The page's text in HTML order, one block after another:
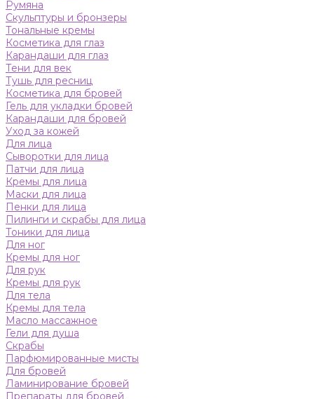
Румяна
Скульптуры и бронзеры
Тональные кремы
Косметика для глаз
Карандаши для глаз
Тени для век
Тушь для ресниц
Косметика для бровей
Гель для укладки бровей
Карандаши для бровей
Уход за кожей
Для лица
Сыворотки для лица
Патчи для лица
Кремы для лица
Маски для лица
Пенки для лица
Пилинги и скрабы для лица
Тоники для лица
Для ног
Кремы для ног
Для рук
Кремы для рук
Для тела
Кремы для тела
Масло массажное
Гели для душа
Скрабы
Парфюмированные мисты
Для бровей
Ламинирование бровей
Препараты для бровей